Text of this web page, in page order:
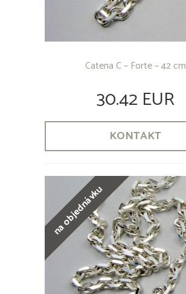
Catena C – Forte – 42 cm
30.42 EUR
KONTAKT
na objednávku